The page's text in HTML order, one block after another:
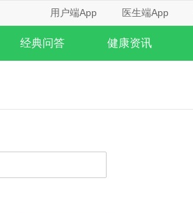
用户端App 医生端App
经典问答 健康资讯